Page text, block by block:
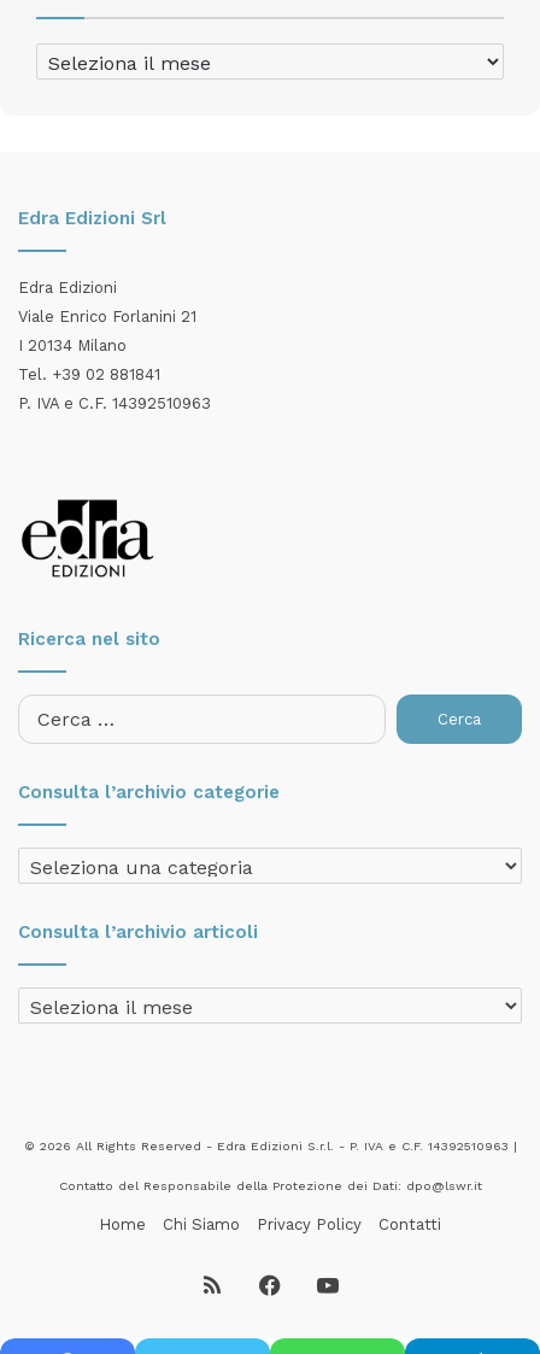
Archivio
Articoli
Edra Edizioni Srl
Edra Edizioni
Viale Enrico Forlanini 21
I 20134 Milano
Tel. +39 02 881841
P. IVA e C.F. 14392510963
Ricerca nel sito
Ricerca
per:
Consulta l’archivio categorie
Consulta
l’archivio
Consulta l’archivio articoli
Consulta
l’archivio
© 2026 All Rights Reserved - Edra Edizioni S.r.l. - P. IVA e C.F. 14392510963 |
Contatto del Responsabile della Protezione dei Dati: dpo@lswr.it
Home Chi Siamo Privacy Policy Contatti
RSS FacebookYouTube